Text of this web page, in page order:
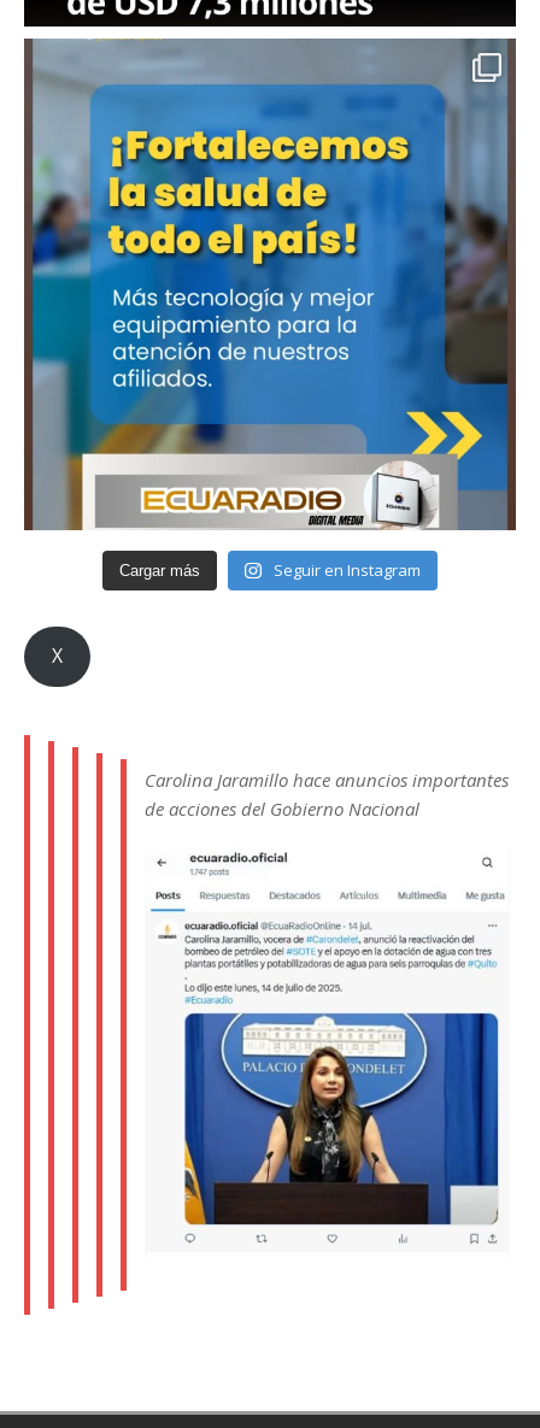
Cargar más Seguir en Instagram
X
Carolina Jaramillo hace anuncios importantes
de acciones del Gobierno Nacional